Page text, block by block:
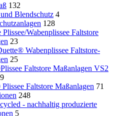
132
Blendschutz 4
128
Wabenplissee Faltstore
23
Wabenplissee Faltstore-
25
Faltstore Maßanlagen VS2
9
Faltstore Maßanlagen 71
248
- nachhaltig produzierte
5